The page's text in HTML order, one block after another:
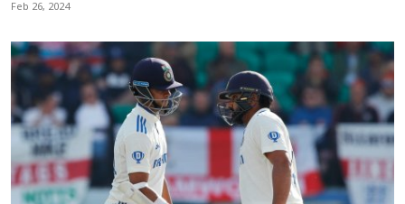
Feb 26, 2024